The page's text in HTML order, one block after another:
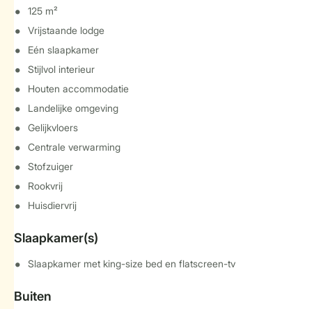
125 m²
Vrijstaande lodge
Eén slaapkamer
Stijlvol interieur
Houten accommodatie
Landelijke omgeving
Gelijkvloers
Centrale verwarming
Stofzuiger
Rookvrij
Huisdiervrij
Slaapkamer(s)
Slaapkamer met king-size bed en flatscreen-tv
Buiten